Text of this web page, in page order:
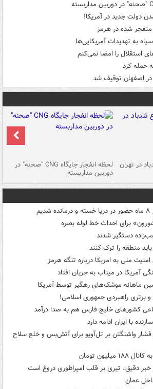
دولت جدید در آمریکا!
شده در هرمز
به تهدیدات آمریکایی‌ها
استقلال را امضا نمی‌کنم
حمله کرد
در تهران لحظه انفجار جایگاه CNG "صحنه" در
دوربین مداربسته
برای احداث خط لوله بصره
منطقه را ترک کنند
ملی به امریکا درباره تنگه هرمز
آمریکا در میناب به جریان افتاد
ماهانه موشک‌های رهگیر توسط آمریکا
برتری راهبردی جمهوری اسلامی!
کشورهای خلیج فارس هم به صدا درآمد
با ایران ادامه دارد
فشار واشنگتن بر تل‌آویو برای آتش‌بس و خلع سلاح
تومان
خبر دقیق، تیری بر قلب امپراطوری دروغ است
عمان